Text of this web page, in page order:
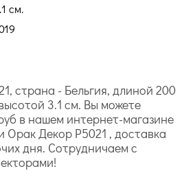
cм.
страна - Бельгия, длиной 200
3.1 cм. Вы можете
в нашем интернет-магазине
Декор P5021 , доставка
дня. Сотрудничаем с